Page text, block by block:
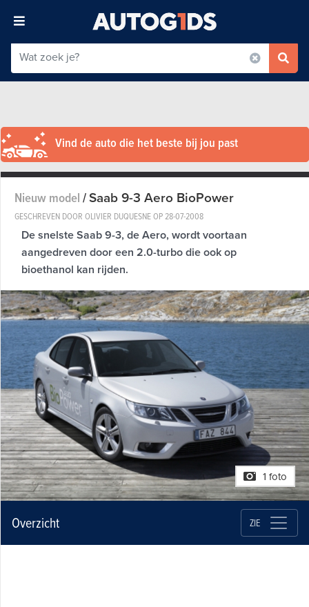
Vind de auto die het beste bij jou past
Nieuw model/Saab 9-3 Aero BioPower
GESCHREVEN DOOR OLIVIER DUQUESNE OP 28-07-2008
De snelste Saab 9-3, de Aero, wordt voortaan
aangedreven door een 2.0-turbo die ook op
bioethanol kan rijden.
1 foto
Overzicht ZIE